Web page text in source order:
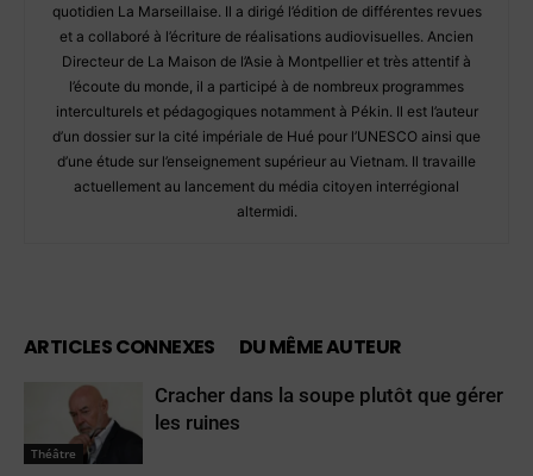
quotidien La Marseillaise. Il a dirigé l’édition de différentes revues
et a collaboré à l’écriture de réalisations audiovisuelles. Ancien
Directeur de La Maison de l’Asie à Montpellier et très attentif à
l’écoute du monde, il a participé à de nombreux programmes
interculturels et pédagogiques notamment à Pékin. Il est l’auteur
d’un dossier sur la cité impériale de Hué pour l’UNESCO ainsi que
d’une étude sur l’enseignement supérieur au Vietnam. Il travaille
actuellement au lancement du média citoyen interrégional
altermidi.
ARTICLES CONNEXES DU MÊME AUTEUR
Théâtre
Cracher dans la soupe plutôt que gérer
les ruines